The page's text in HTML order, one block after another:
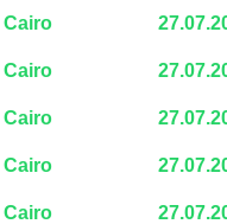
Cairo
Cairo
Cairo
Cairo
Cairo